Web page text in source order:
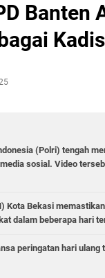
Banten
(Polri) tengah
sosial. Video
Kota Bekasi
dalam beberapa hari
peringatan hari